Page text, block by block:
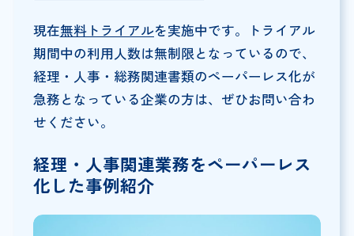
現在無料トライアルを実施中です。トライアル
期間中の利用人数は無制限となっているので、
経理・人事・総務関連書類のペーパーレス化が
急務となっている企業の方は、ぜひお問い合わ
せください。
経理・人事関連業務をペーパーレス
化した事例紹介